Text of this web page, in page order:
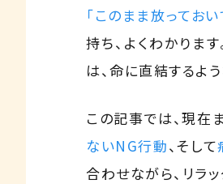
「このまま放ってお
持ち、よくわかりま
は、命に直結するよ
この記事では、現在
ないNG行動、そして
合わせながら、リラ